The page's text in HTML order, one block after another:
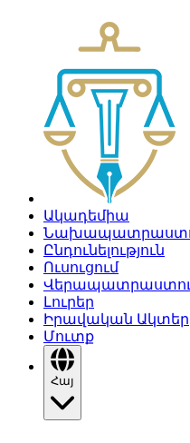
Ակադեմիա
Ընդունելություն
Ուսուցում
Լուրեր
Իրավական Ակտեր
Մուտք
Հայ